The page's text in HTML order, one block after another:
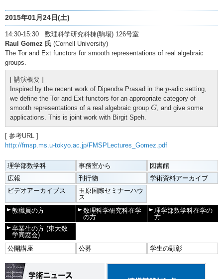
2015年01月24日(土)
14:30-15:30 数理科学研究科棟(駒場) 126号室
Raul Gomez 氏 (Cornell University)
The Tor and Ext functors for smooth representations of real algebraic
groups.
[ 講演概要 ]
Inspired by the recent work of Dipendra Prasad in the p
p-adic setting,
we define the Tor and Ext functors for an appropriate category of
smooth representations of a real algebraic group G
G , and give some
applications. This is joint work with Birgit Speh.
[ 参考URL ]
http://fmsp.ms.u-tokyo.ac.jp/FMSPLectures_Gomez.pdf
理学部数学科 事務室から
図書館
広報
刊行物
学術資料アーカイブ
ビデオアーカイブス
玉原国際セミナーハウ
ス
教職員の方
数理科学研究科在学
の方
理学部数学科在学の
方
卒業生の方 (東大数
学同窓会)
公開講座
公募 学生の顕彰